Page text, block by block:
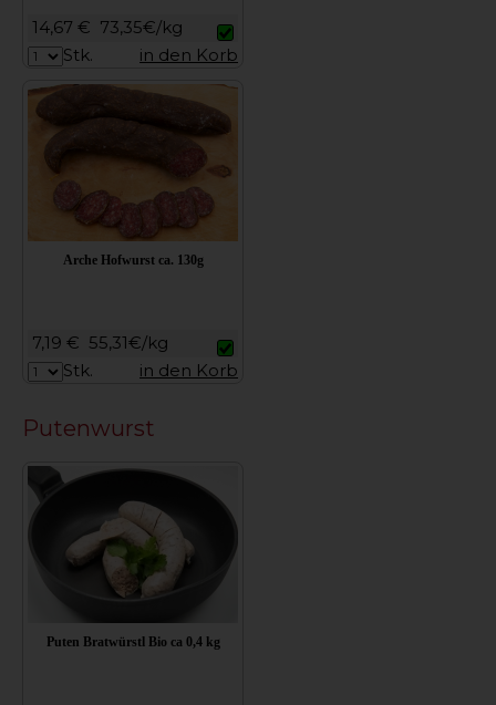
14,67 € 73,35€/kg
Stk.
in den Korb
Arche Hofwurst ca. 130g
7,19 € 55,31€/kg
Stk.
in den Korb
Putenwurst
Puten Bratwürstl Bio ca 0,4 kg